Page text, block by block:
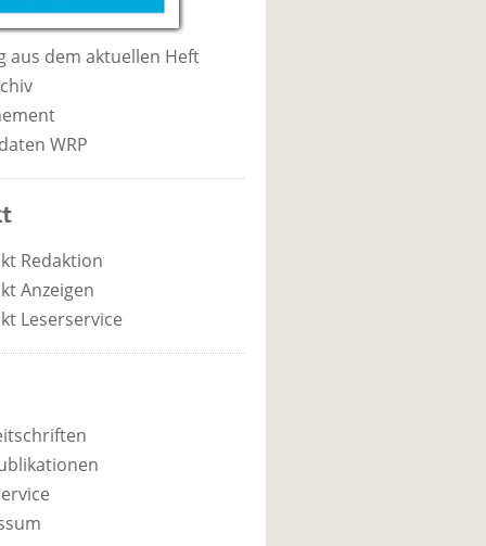
aus dem aktuellen Heft
WRP
Redaktion
Anzeigen
Leserservice